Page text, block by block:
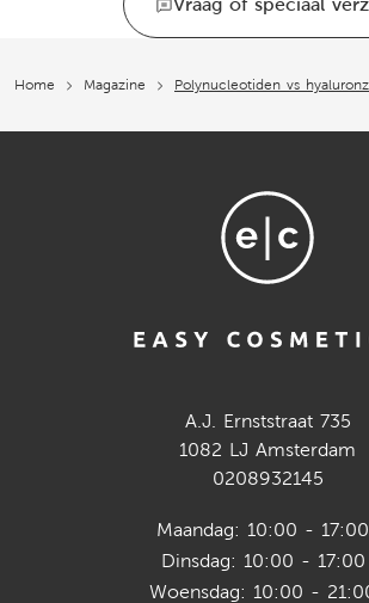
Vraag of speciaal
Home Magazine Polynucleotiden vs hyaluronzuur
A.J. Ernststraat 735
1082 LJ Amsterdam
0208932145
Maandag: 10:00 - 17:00
Dinsdag: 10:00 - 17:00
Woensdag: 10:00 -